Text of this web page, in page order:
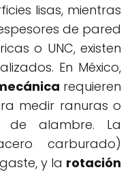
lisas, mientras
de pared
o UNC, existen
En México,
requieren
medir ranuras o
de alambre. La
carburado)
y la rotación